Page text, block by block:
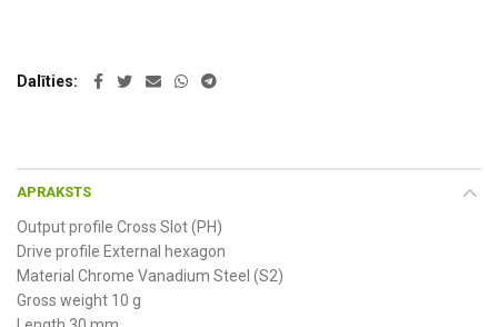
Dalīties
APRAKSTS
Output profile Cross Slot (PH)
Drive profile External hexagon
Material Chrome Vanadium Steel (S2)
Gross weight 10 g